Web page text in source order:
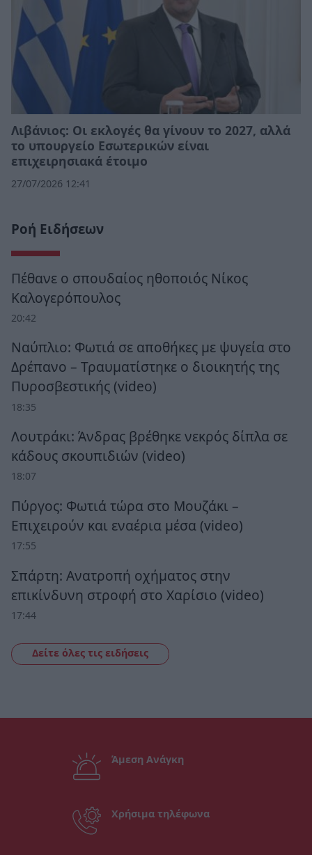
Λιβάνιος: Οι εκλογές θα γίνουν το 2027, αλλά
το υπουργείο Εσωτερικών είναι
επιχειρησιακά έτοιμο
27/07/2026 12:41
Ροή Ειδήσεων
Πέθανε ο σπουδαίος ηθοποιός Νίκος
Καλογερόπουλος
20:42
Ναύπλιο: Φωτιά σε αποθήκες με ψυγεία στο
Δρέπανο – Τραυματίστηκε ο διοικητής της
Πυροσβεστικής (video)
18:35
Λουτράκι: Άνδρας βρέθηκε νεκρός δίπλα σε
κάδους σκουπιδιών (video)
18:07
Πύργος: Φωτιά τώρα στο Μουζάκι –
Επιχειρούν και εναέρια μέσα (video)
17:55
Σπάρτη: Ανατροπή οχήματος στην
επικίνδυνη στροφή στο Χαρίσιο (video)
17:44
Δείτε όλες τις ειδήσεις
Άμεση Ανάγκη
Χρήσιμα τηλέφωνα